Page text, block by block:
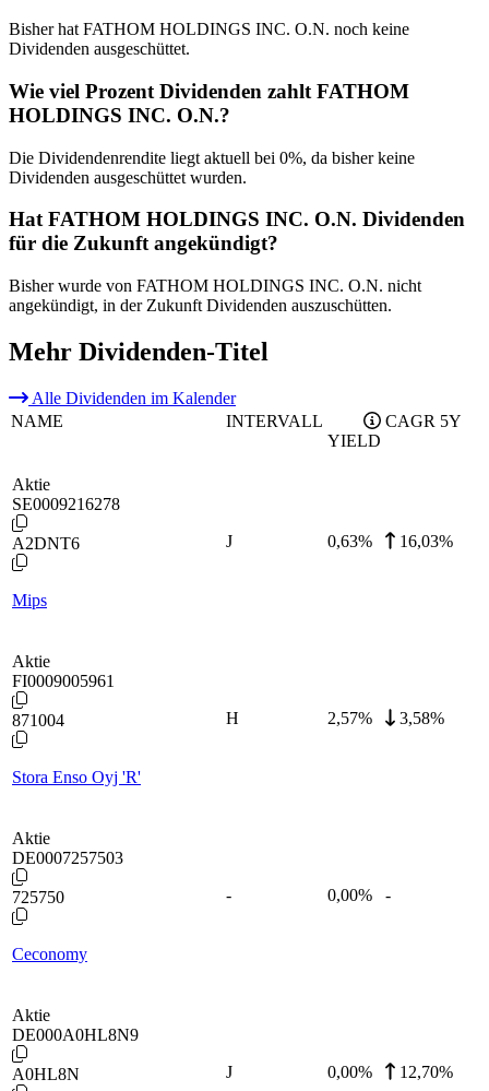
Bisher hat FATHOM HOLDINGS INC. O.N. noch keine
Dividenden ausgeschüttet.
Wie viel Prozent Dividenden zahlt FATHOM
HOLDINGS INC. O.N.?
Die Dividendenrendite liegt aktuell bei 0%, da bisher keine
Dividenden ausgeschüttet wurden.
Hat FATHOM HOLDINGS INC. O.N. Dividenden
für die Zukunft angekündigt?
Bisher wurde von FATHOM HOLDINGS INC. O.N. nicht
angekündigt, in der Zukunft Dividenden auszuschütten.
Mehr Dividenden-Titel
Alle Dividenden im Kalender
NAME
INTERVALL
YIELD
CAGR 5Y
Aktie
SE0009216278
A2DNT6
Mips
J 0,63% 16,03%
Aktie
FI0009005961
871004
Stora Enso Oyj 'R'
H 2,57% 3,58%
Aktie
DE0007257503
725750
Ceconomy
- 0,00% -
Aktie
DE000A0HL8N9
A0HL8N J 0,00% 12,70%